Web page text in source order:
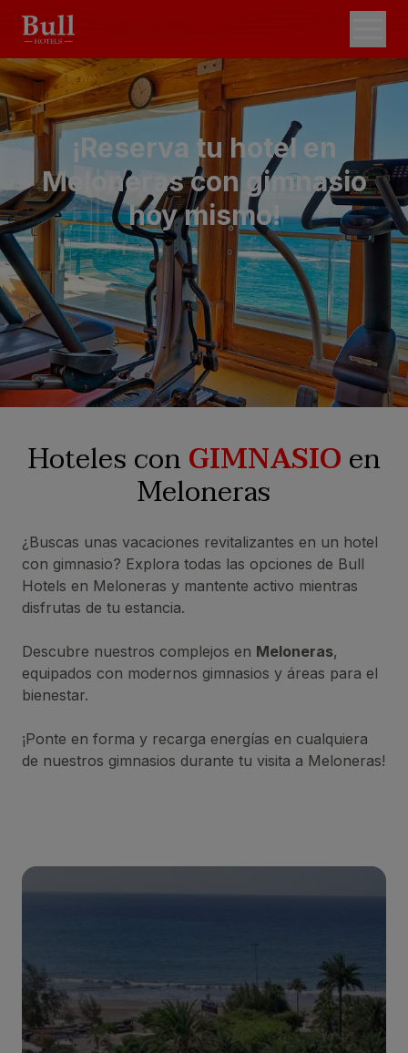
¡Reserva tu hotel en
Meloneras con gimnasio
hoy mismo!
Hoteles conGIMNASIOen
Meloneras
¿Buscas unas vacaciones revitalizantes en un hotel
con gimnasio? Explora todas las opciones de Bull
Hotels en Meloneras y mantente activo mientras
disfrutas de tu estancia.
Descubre nuestros complejos en Meloneras,
equipados con modernos gimnasios y áreas para el
bienestar.
¡Ponte en forma y recarga energías en cualquiera
de nuestros gimnasios durante tu visita a Meloneras!
BULL EUGENIA VICTORIA & SPA
***